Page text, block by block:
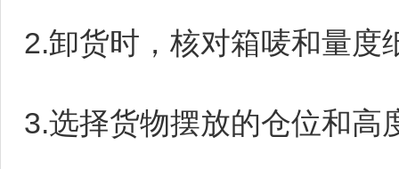
2.卸货时，核对箱唛和量度
3.选择货物摆放的仓位和高